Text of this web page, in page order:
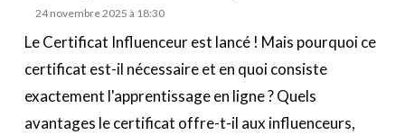
24 novembre 2025 à 18:30
Le Certificat Influenceur est lancé ! Mais pourquoi ce
certificat est-il nécessaire et en quoi consiste
exactement l'apprentissage en ligne ? Quels
avantages le certificat offre-t-il aux influenceurs,